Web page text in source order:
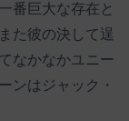
番巨大な存在と
た彼の決して逞
なかなかユニー
ンはジャック・